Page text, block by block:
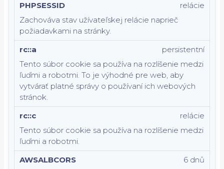
PHPSESSID
Zachováva stav užívateľskej relácie naprieč
požiadavkami na stránky.
relácie
rc::a
Tento súbor cookie sa používa na rozlíšenie medzi
ľuďmi a robotmi. To je výhodné pre web, aby
vytvárať platné správy o používaní ich webových
stránok.
persistentní
rc::c
Tento súbor cookie sa používa na rozlíšenie medzi
ľuďmi a robotmi.
relácie
AWSALBCORS
6 dnů